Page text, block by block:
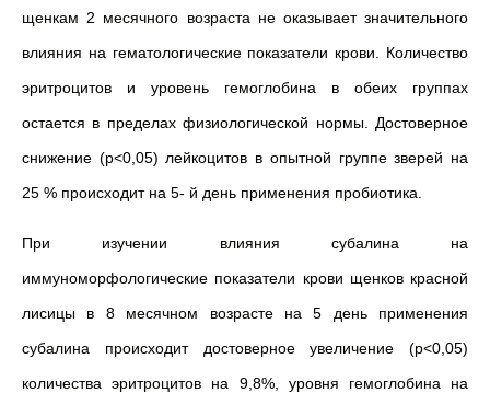
щенкам 2 месячного возраста не оказывает значительного
влияния на гематологические показатели крови. Количество
эритроцитов и уровень гемоглобина в обеих группах
остается в пределах физиологической нормы. Достоверное
снижение (p<0,05) лейкоцитов в опытной группе зверей на
25 % происходит на 5- й день применения пробиотика.
При изучении влияния субалина на
иммуноморфологические показатели крови щенков красной
лисицы в 8 месячном возрасте на 5 день применения
субалина происходит достоверное увеличение (p<0,05)
количества эритроцитов на 9,8%, уровня гемоглобина на